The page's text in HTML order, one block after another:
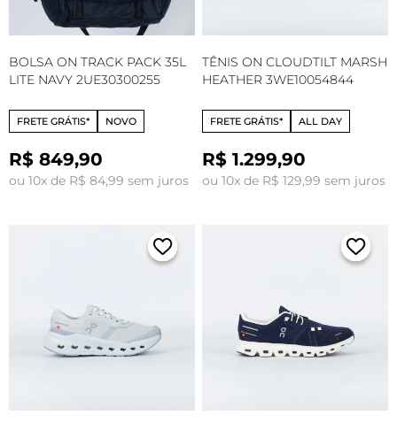
BOLSA ON TRACK PACK 35L
LITE NAVY 2UE30300255
FRETE GRÁTIS* NOVO
R$ 849,90
ou 10x de R$ 84,99 sem juros
TÊNIS ON CLOUDTILT MARSH
HEATHER 3WE10054844
FRETE GRÁTIS* ALL DAY
R$ 1.299,90
ou 10x de R$ 129,99 sem juros